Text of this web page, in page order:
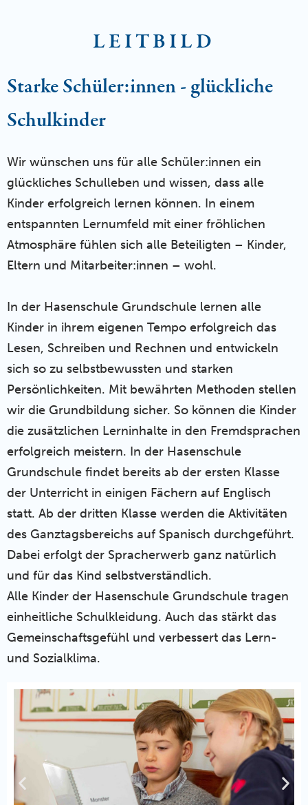
LEITBILD
Starke Schüler:innen - glückliche
Schulkinder
Wir wünschen uns für alle Schüler:innen ein
glückliches Schulleben und wissen, dass alle
Kinder erfolgreich lernen können. In einem
entspannten Lernumfeld mit einer fröhlichen
Atmosphäre fühlen sich alle Beteiligten – Kinder,
Eltern und Mitarbeiter:innen – wohl.
In der Hasenschule Grundschule lernen alle
Kinder in ihrem eigenen Tempo erfolgreich das
Lesen, Schreiben und Rechnen und entwickeln
sich so zu selbstbewussten und starken
Persönlichkeiten. Mit bewährten Methoden stellen
wir die Grundbildung sicher. So können die Kinder
die zusätzlichen Lerninhalte in den Fremdsprachen
erfolgreich meistern. In der Hasenschule
Grundschule findet bereits ab der ersten Klasse
der Unterricht in einigen Fächern auf Englisch
statt. Ab der dritten Klasse werden die Aktivitäten
des Ganztagsbereichs auf Spanisch durchgeführt.
Dabei erfolgt der Spracherwerb ganz natürlich
und für das Kind selbstverständlich.
Alle Kinder der Hasenschule Grundschule tragen
einheitliche Schulkleidung. Auch das stärkt das
Gemeinschaftsgefühl und verbessert das Lern-
und Sozialklima.